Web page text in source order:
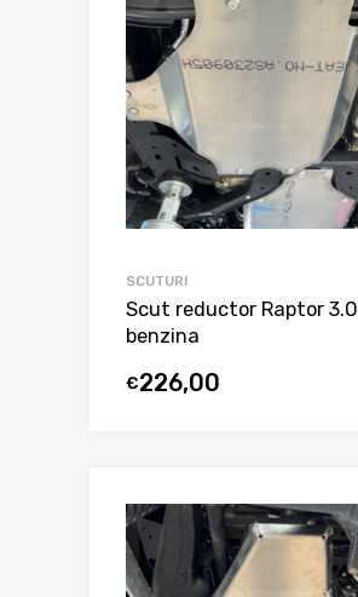
SCUTURI
Scut reductor Raptor 3.0
benzina
€226,00